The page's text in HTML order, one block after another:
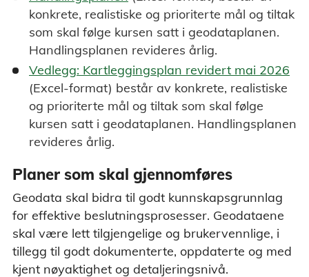
konkrete, realistiske og prioriterte mål og tiltak
som skal følge kursen satt i geodataplanen.
Handlingsplanen revideres årlig.
Vedlegg: Kartleggingsplan revidert mai 2026
(Excel-format) består av konkrete, realistiske
og prioriterte mål og tiltak som skal følge
kursen satt i geodataplanen. Handlingsplanen
revideres årlig.
Planer som skal gjennomføres
Geodata skal bidra til godt kunnskapsgrunnlag
for effektive beslutningsprosesser. Geodataene
skal være lett tilgjengelige og brukervennlige, i
tillegg til godt dokumenterte, oppdaterte og med
kjent nøyaktighet og detaljeringsnivå.